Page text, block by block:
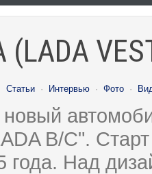
Статьи · Интервью · Фото ·
новый
B/C".
года. Над